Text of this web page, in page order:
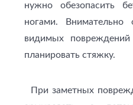
нужно обезопасить
ногами. Внимательно
видимых
планировать стяжку.
При заметных